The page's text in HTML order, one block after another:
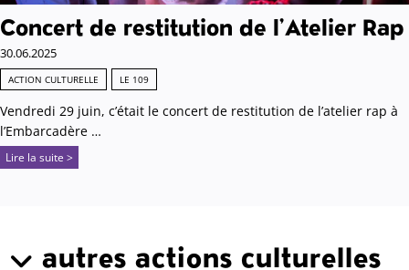
Concert de restitution de l’Atelier Rap
30.06.2025
ACTION CULTURELLE LE 109
Vendredi 29 juin, c’était le concert de restitution de l’atelier rap à
l’Embarcadère …
Lire la suite >
autres actions culturelles